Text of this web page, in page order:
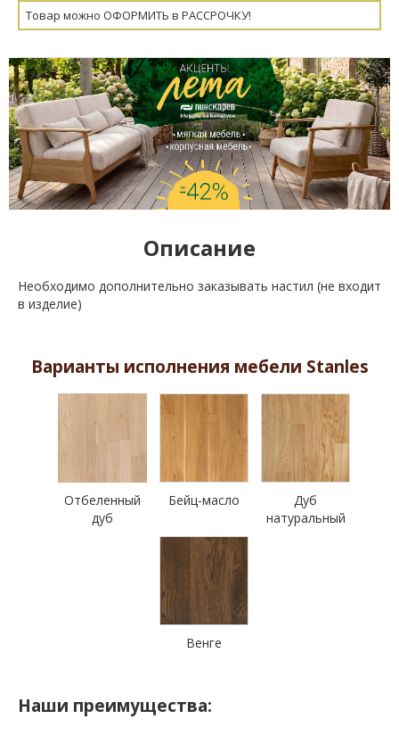
Товар можно ОФОРМИТЬ в РАССРОЧКУ!
Описание
Необходимо дополнительно заказывать настил (не входит
в изделие)
Варианты исполнения мебели Stanles
Отбеленный
дуб
Бейц-масло
Дуб
натуральный
Венге
Наши преимущества: